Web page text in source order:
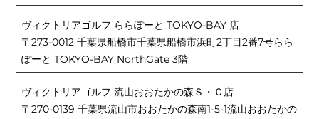
ヴィクトリアゴルフ ららぽーと TOKYO-BAY 店
〒273-0012 千葉県船橋市千葉県船橋市浜町2丁目2番7号らら
ぽーと TOKYO-BAY NorthGate 3階
ヴィクトリアゴルフ 流山おおたかの森Ｓ・Ｃ店
〒270-0139 千葉県流山市おおたかの森南1-5-1流山おおたかの